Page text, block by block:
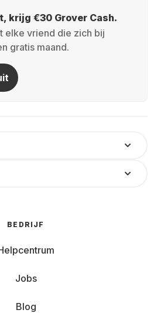
krijg €30 Grover Cash.
elke vriend die zich bij
gratis maand.
BEDRIJF
Jobs
Blog